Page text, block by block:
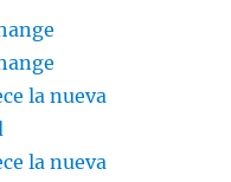
la nueva
la nueva